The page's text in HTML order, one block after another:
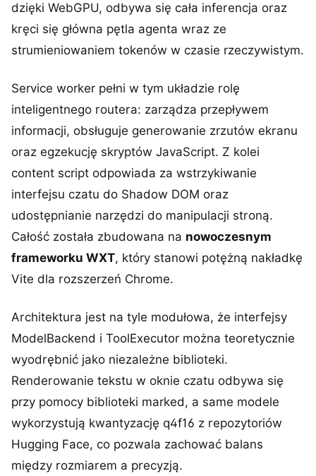
dzięki WebGPU, odbywa się cała inferencja oraz
kręci się główna pętla agenta wraz ze
strumieniowaniem tokenów w czasie rzeczywistym.
Service worker pełni w tym układzie rolę
inteligentnego routera: zarządza przepływem
informacji, obsługuje generowanie zrzutów ekranu
oraz egzekucję skryptów JavaScript. Z kolei
content script odpowiada za wstrzykiwanie
interfejsu czatu do Shadow DOM oraz
udostępnianie narzędzi do manipulacji stroną.
Całość została zbudowana na nowoczesnym
frameworku WXT, który stanowi potężną nakładkę
Vite dla rozszerzeń Chrome.
Architektura jest na tyle modułowa, że interfejsy
ModelBackend i ToolExecutor można teoretycznie
wyodrębnić jako niezależne biblioteki.
Renderowanie tekstu w oknie czatu odbywa się
przy pomocy biblioteki marked, a same modele
wykorzystują kwantyzację q4f16 z repozytoriów
Hugging Face, co pozwala zachować balans
między rozmiarem a precyzją.